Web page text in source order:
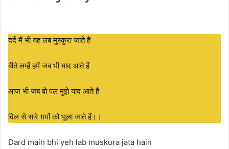
दर्द मैं भी यह लब मुस्कुरा जाते हैं
बीते लम्हें हमें जब भी याद आते हैं
आज भी जब वो पल मुझे याद आते हैं
दिल से सारे ग़मों को भूला जाते हैं।।
Dard main bhi yeh lab muskura jata hain